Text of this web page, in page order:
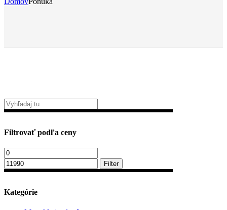
Filtrovať podľa ceny
Minimálna
cena
cenaFilter
Kategórie